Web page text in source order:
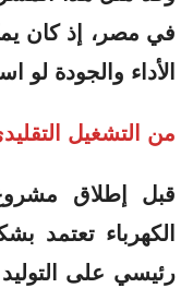
في مصر، إذ كان
الأداء والجودة
من التشغيل
الكهرباء تعتمد
رئيسي على